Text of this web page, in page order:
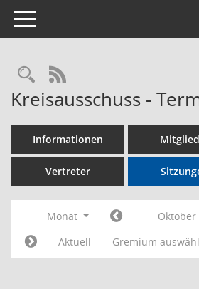
Toggle navigation
Rechercheauswahl
RSS-Feed
Kreisausschuss -
Informationen
Vertreter
Monat Oktober
Aktuell
Gremium